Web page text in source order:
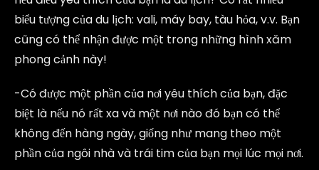
biểu tượng của du lịch: vali, máy bay, tàu hỏa, v.v. Bạn
cũng có thể nhận được một trong những hình xăm
phong cảnh này!
-Có được một phần của nơi yêu thích của bạn, đặc
biệt là nếu nó rất xa và một nơi nào đó bạn có thể
không đến hàng ngày, giống như mang theo một
phần của ngôi nhà và trái tim của bạn mọi lúc mọi nơi.